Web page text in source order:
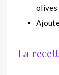
olives
La